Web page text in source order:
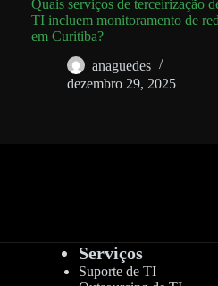
Quais serviços de terceirização
TI incluem monitoramento de
em Curitiba?
anaguedes
dezembro 29, 2025
Serviços
Suporte de TI